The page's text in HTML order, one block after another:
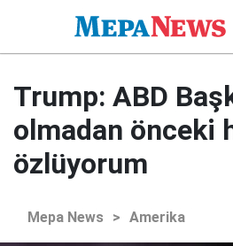
Trump: ABD
olmadan önceki
özlüyorum
Mepa News > Amerika